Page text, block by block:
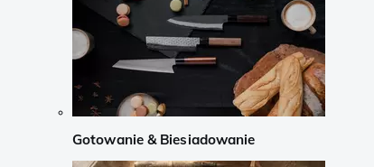
Gotowanie & Biesiadowanie